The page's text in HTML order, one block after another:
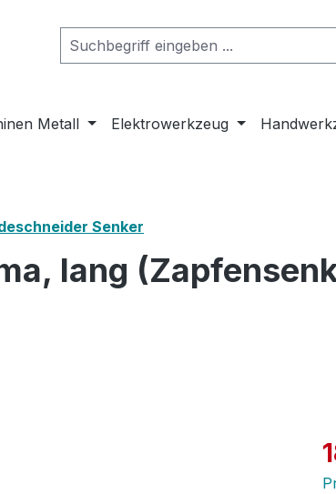
Metall Elektrowerkzeug
Senker
lang